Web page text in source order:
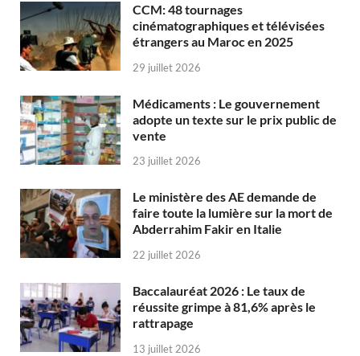
CCM: 48 tournages
cinématographiques et télévisées
étrangers au Maroc en 2025
29 juillet 2026
Médicaments : Le gouvernement
adopte un texte sur le prix public de
vente
23 juillet 2026
Le ministère des AE demande de
faire toute la lumière sur la mort de
Abderrahim Fakir en Italie
22 juillet 2026
Baccalauréat 2026 : Le taux de
réussite grimpe à 81,6% après le
rattrapage
13 juillet 2026